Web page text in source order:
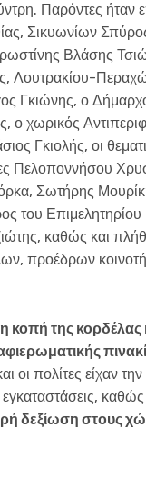
Παρόντες ήταν
Σικυωνίων
Βλάσης
Λουτρακίου-
Γκιώνης, ο
ο χωρικός
Γκιολής, οι
Πελοποννήσου
Σωτήρης
του Επιμελητηρίου
καθώς και
προέδρων
κοπή της κορδέλας
οι πολίτες είχαν
καθώς
δεξίωση στους